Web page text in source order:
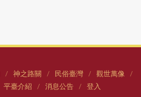
/ 神之路關 / 民俗臺灣 / 觀世萬像 /
平臺介紹 / 消息公告 / 登入